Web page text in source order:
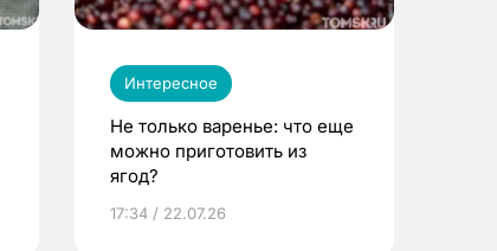
Интересное
Не только варенье: что еще
можно приготовить из
ягод?
17:34 / 22.07.26